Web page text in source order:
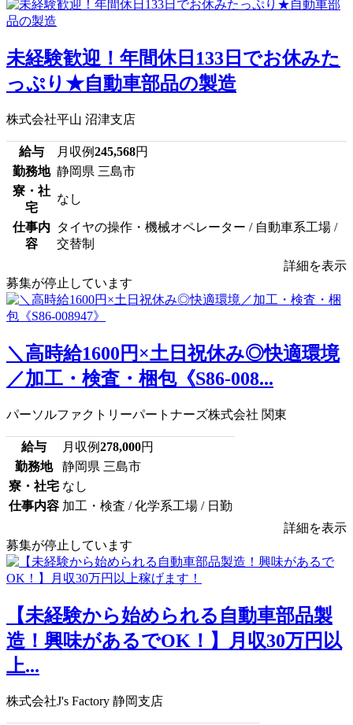
未経験歓迎！年間休日133日でお休みた
っぷり★自動車部品の製造
株式会社平山 沼津支店
給与 月収例245,568円
勤務地 静岡県 三島市
寮・社
宅
なし
仕事内
容
タイヤの操作・機械オペレーター / 自動車系工場 /
交替制
詳細を表示
募集が停止しています
＼高時給1600円×土日祝休み◎快適環境
／加工・検査・梱包《S86-008...
パーソルファクトリーパートナーズ株式会社 関東
給与 月収例278,000円
勤務地
静岡県 三島市
寮・社宅 なし
仕事内容 加工・検査 / 化学系工場 / 日勤
詳細を表示
募集が停止しています
【未経験から始められる自動車部品製
造！興味があるでOK！】月収30万円以
上...
株式会社J's Factory 静岡支店